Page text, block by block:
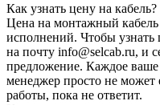
Как узнать цену на кабель?
Цена на монтажный кабель
исполнений. Чтобы узнать
на почту info@selcab.ru, и
предложение. Каждое
менеджер просто не может
работы, пока не ответит.